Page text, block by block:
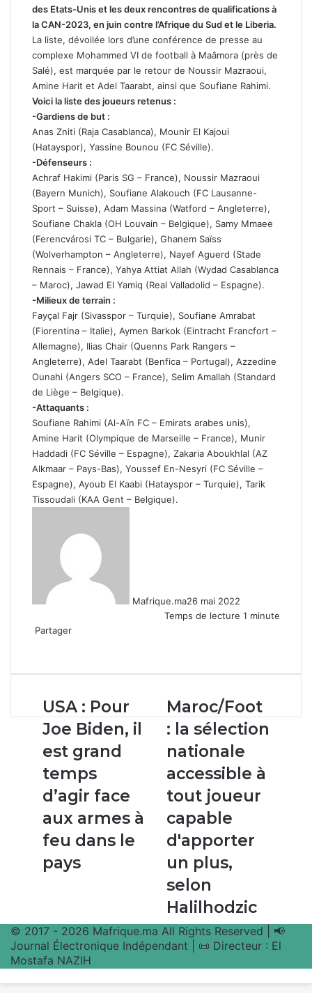
des Etats-Unis et les deux rencontres de qualifications à
la CAN-2023, en juin contre l’Afrique du Sud et le Liberia.
La liste, dévoilée lors d’une conférence de presse au
complexe Mohammed VI de football à Maâmora (près de
Salé), est marquée par le retour de Noussir Mazraoui,
Amine Harit et Adel Taarabt, ainsi que Soufiane Rahimi.
Voici la liste des joueurs retenus :
-Gardiens de but :
Anas Zniti (Raja Casablanca), Mounir El Kajoui
(Hatayspor), Yassine Bounou (FC Séville).
-Défenseurs :
Achraf Hakimi (Paris SG – France), Noussir Mazraoui
(Bayern Munich), Soufiane Alakouch (FC Lausanne-
Sport – Suisse), Adam Massina (Watford – Angleterre),
Soufiane Chakla (OH Louvain – Belgique), Samy Mmaee
(Ferencvárosi TC – Bulgarie), Ghanem Saïss
(Wolverhampton – Angleterre), Nayef Aguerd (Stade
Rennais – France), Yahya Attiat Allah (Wydad Casablanca
– Maroc), Jawad El Yamiq (Real Valladolid – Espagne).
-Milieux de terrain :
Fayçal Fajr (Sivasspor – Turquie), Soufiane Amrabat
(Fiorentina – Italie), Aymen Barkok (Eintracht Francfort –
Allemagne), Ilias Chair (Quenns Park Rangers –
Angleterre), Adel Taarabt (Benfica – Portugal), Azzedine
Ounahi (Angers SCO – France), Selim Amallah (Standard
de Liège – Belgique).
-Attaquants :
Soufiane Rahimi (Al-Aïn FC – Emirats arabes unis),
Amine Harit (Olympique de Marseille – France), Munir
Haddadi (FC Séville – Espagne), Zakaria Aboukhlal (AZ
Alkmaar – Pays-Bas), Youssef En-Nesyri (FC Séville –
Espagne), Ayoub El Kaabi (Hatayspor – Turquie), Tarik
Tissoudali (KAA Gent – Belgique).
Mafrique.ma26 mai 2022
Temps de lecture 1 minute
Partager
email
USA :
Pour
Joe
Biden,
il
est
grand
temps
d’agir
face
aux
armes
pays
USA : Pour
Joe Biden, il
est grand
temps
d’agir face
aux armes à
feu dans le
pays
Maroc/Foot
:
la
sélection
nationale
accessible
à
tout
joueur
capable
d'apporter
un
selon
Halilhodzic
Maroc/Foot
: la sélection
nationale
accessible à
tout joueur
capable
d'apporter
un plus,
selon
Halilhodzic
© 2017 - 2026 Mafrique.ma All Rights Reserved | 📢
Journal Électronique Indépendant | 📜 Directeur : El
Mostafa NAZIH